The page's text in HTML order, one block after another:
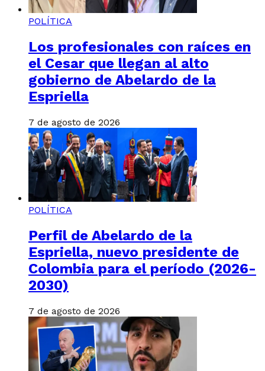
POLÍTICA
Los profesionales con raíces en
el Cesar que llegan al alto
gobierno de Abelardo de la
Espriella
7 de agosto de 2026
POLÍTICA
Perfil de Abelardo de la
Espriella, nuevo presidente de
Colombia para el período (2026-
2030)
7 de agosto de 2026